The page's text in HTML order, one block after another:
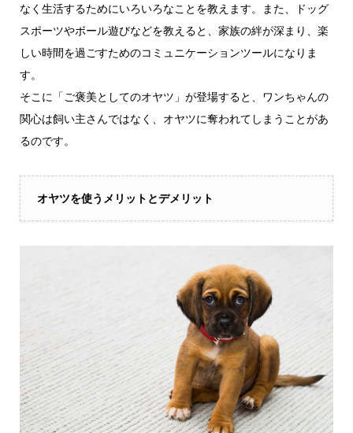
なく生活するためにいろいろなことを教えます。また、ドッグ
スポーツやボール遊びなどを教えると、家族の絆が深まり、楽
しい時間を過ごすためのコミュニケーションツールになりま
す。
そこに「ご褒美としてのオヤツ」が登場すると、ワンちゃんの
関心は飼い主さんではなく、オヤツに奪われてしまうことがあ
るのです。
オヤツを使うメリットとデメリット